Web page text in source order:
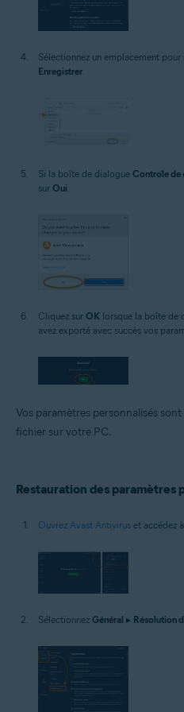
Sélectionnez un emplacement
Enregistrer
Si la boîte de dialogue Contrôle de
sur Oui.
Cliquez sur OK lorsque la boîte de
avez exporté avec succès vos
Vos paramètres personnalisés
fichier sur votre PC.
Restauration des paramètres
Ouvrez Avast Antivirus et accédez à
Sélectionnez Général ▸ Résolution